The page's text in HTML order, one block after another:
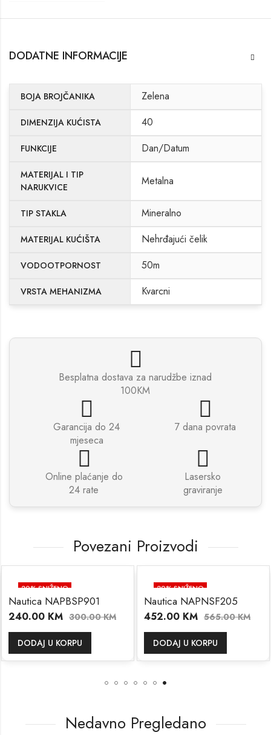
DODATNE INFORMACIJE
BOJA BROJČANIKA Zelena
DIMENZIJA KUĆISTA 40
FUNKCIJE Dan/Datum
MATERIJAL I TIP
NARUKVICE
Metalna
TIP STAKLA Mineralno
MATERIJAL KUĆIŠTA Nehrđajući čelik
VODOOTPORNOST 50m
VRSTA MEHANIZMA Kvarcni
Besplatna dostava za narudžbe iznad
100KM
Garancija do 24
mjeseca
7 dana povrata
Online plaćanje do
24 rate
Lasersko
graviranje
Povezani Proizvodi
20% SNIŽENO
Nautica NAPBSP901
240.00 KM 300.00KM
DODAJ U KORPU
20% SNIŽENO
Nautica NAPNSF205
452.00 KM 565.00KM
DODAJ U KORPU
Nedavno Pregledano